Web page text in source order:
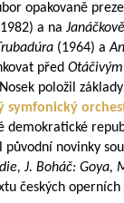
opakovaně
a na
(1964) a
před
položil
symfonický
demokratické
novinky
J. Boháč: Goya,
českých